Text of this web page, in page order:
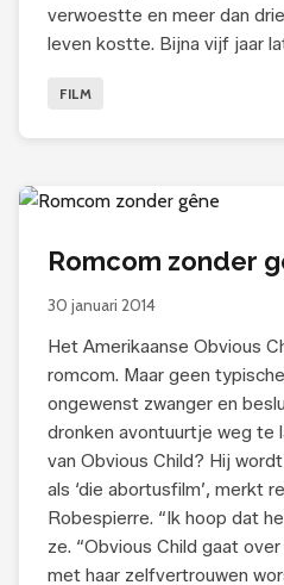
verwoestte en meer dan
leven kostte. Bijna vijf jaar
FILM
Romcom zonder
30 januari 2014
Het Amerikaanse Obvious
romcom. Maar geen
ongewenst zwanger en
dronken avontuurtje weg te
van Obvious Child? Hij
als ‘die abortusfilm’, merkt
Robespierre. “Ik hoop dat
ze. “Obvious Child gaat
met haar zelfvertrouwen